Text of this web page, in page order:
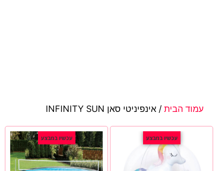
עמוד הבית / אינפיניטי סאן INFINITY SUN
עכשיו במבצע עכשיו במבצע